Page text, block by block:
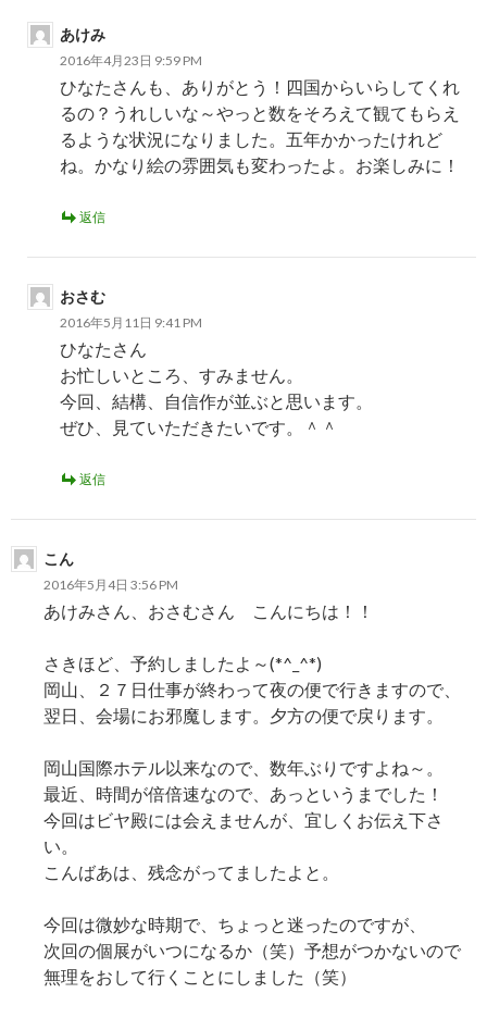
あけみ
2016年4月23日 9:59 PM
ひなたさんも、ありがとう！四国からいらしてくれ
るの？うれしいな～やっと数をそろえて観てもらえ
るような状況になりました。五年かかったけれど
ね。かなり絵の雰囲気も変わったよ。お楽しみに！
返信
おさむ
2016年5月11日 9:41 PM
ひなたさん
お忙しいところ、すみません。
今回、結構、自信作が並ぶと思います。
ぜひ、見ていただきたいです。＾＾
返信
こん
2016年5月4日 3:56 PM
あけみさん、おさむさん こんにちは！！
さきほど、予約しましたよ～(*^_^*)
岡山、２７日仕事が終わって夜の便で行きますので、
翌日、会場にお邪魔します。夕方の便で戻ります。
岡山国際ホテル以来なので、数年ぶりですよね～。
最近、時間が倍倍速なので、あっというまでした！
今回はビヤ殿には会えませんが、宜しくお伝え下さ
い。
こんばあは、残念がってましたよと。
今回は微妙な時期で、ちょっと迷ったのですが、
次回の個展がいつになるか（笑）予想がつかないので
無理をおして行くことにしました（笑）